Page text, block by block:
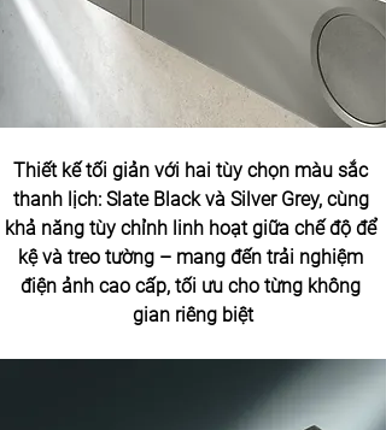
Thiết kế tối giản với hai tùy chọn màu sắc
thanh lịch: Slate Black và Silver Grey, cùng
khả năng tùy chỉnh linh hoạt giữa chế độ để
kệ và treo tường – mang đến trải nghiệm
điện ảnh cao cấp, tối ưu cho từng không
gian riêng biệt